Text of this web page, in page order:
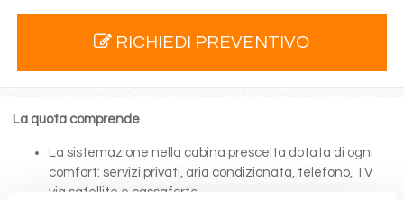
RICHIEDI PREVENTIVO
La quota comprende
La sistemazione nella cabina prescelta dotata di ogni
comfort: servizi privati, aria condizionata, telefono, TV
via satellite e cassaforte.